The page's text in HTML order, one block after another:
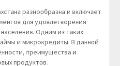
разнообразна и включает
для удовлетворения
Одним из таких
и микрокредиты. В данной
преимущества и
продуктов.